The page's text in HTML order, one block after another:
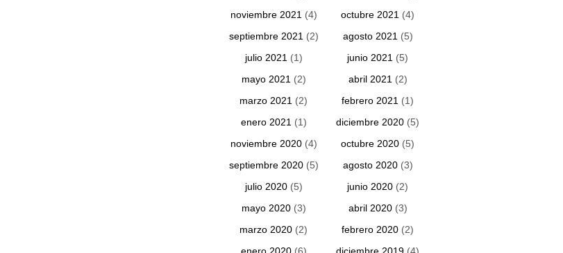
noviembre 2021 (4) octubre 2021 (4)
septiembre 2021 (2) agosto 2021 (5)
julio 2021 (1) junio 2021 (5)
mayo 2021 (2) abril 2021 (2)
marzo 2021 (2) febrero 2021 (1)
enero 2021 (1) diciembre 2020 (5)
noviembre 2020(4) octubre 2020 (5)
septiembre 2020(5) agosto 2020(3)
julio 2020(5) junio 2020 (2)
mayo 2020(3) abril 2020(3)
marzo 2020 (2) febrero 2020 (2)